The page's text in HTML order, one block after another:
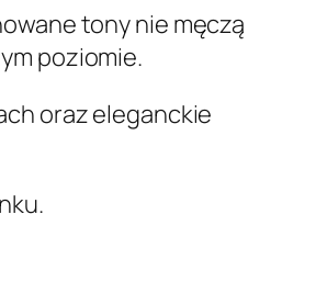
tony nie męczą
poziomie.
oraz eleganckie